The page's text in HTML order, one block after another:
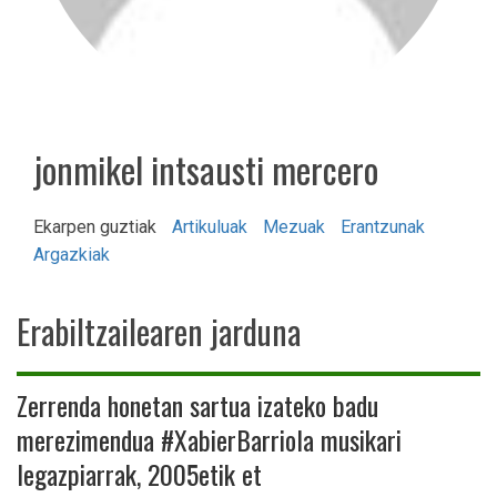
jonmikel intsausti mercero
Ekarpen guztiak Artikuluak Mezuak
Erantzunak
Argazkiak
Erabiltzailearen jarduna
Zerrenda honetan sartua izateko badu
merezimendua #XabierBarriola musikari
legazpiarrak, 2005etik et